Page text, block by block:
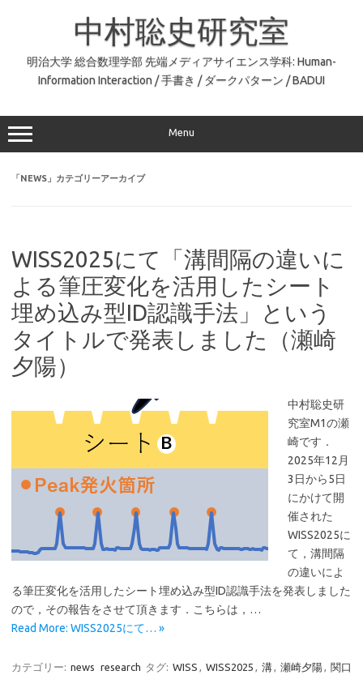
中村聡史研究室
明治大学 総合数理学部 先端メディアサイエンス学科: Human-
Information Interaction / 手書き / ダークパターン / BADUI
Menu
「NEWS 」カテゴリーアーカイブ
WISS2025にて「溝間隔の違いに
よる筆圧変化を活用したシート
埋め込み型ID認識手法」という
タイトルで発表しました（瀬崎
夕陽）
中村聡史研
究室M1の瀬
崎です．
2025年12月
3日から5日
にかけて開
催された
WISS2025に
て，溝間隔
の違いによ
る筆圧変化を活用したシート埋め込み型ID認識手法を発表しました
ので，その報告をさせて頂きます．こちらは，…
Read More: WISS2025にて… »
カテゴリー: news research タグ: WISS , WISS2025 , 溝, 瀬崎夕陽, 関口